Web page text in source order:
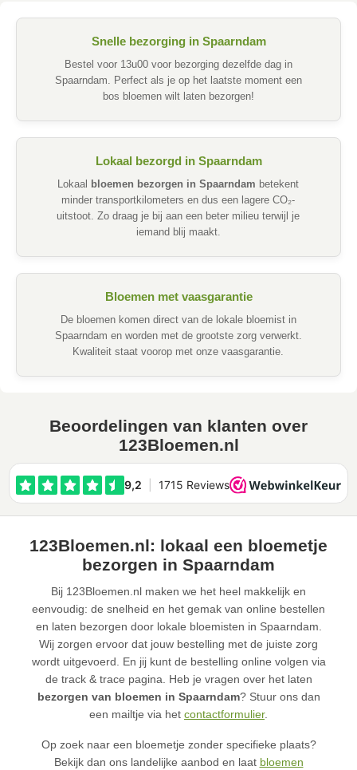
Snelle bezorging in Spaarndam
Bestel voor 13u00 voor bezorging dezelfde dag in
Spaarndam. Perfect als je op het laatste moment een
bos bloemen wilt laten bezorgen!
Lokaal bezorgd in Spaarndam
Lokaal bloemen bezorgen in Spaarndam betekent
minder transportkilometers en dus een lagere CO₂-
uitstoot. Zo draag je bij aan een beter milieu terwijl je
iemand blij maakt.
Bloemen met vaasgarantie
De bloemen komen direct van de lokale bloemist in
Spaarndam en worden met de grootste zorg verwerkt.
Kwaliteit staat voorop met onze vaasgarantie.
Beoordelingen van klanten over
123Bloemen.nl
123Bloemen.nl: lokaal een bloemetje
bezorgen in Spaarndam
Bij 123Bloemen.nl maken we het heel makkelijk en
eenvoudig: de snelheid en het gemak van online bestellen
en laten bezorgen door lokale bloemisten in Spaarndam.
Wij zorgen ervoor dat jouw bestelling met de juiste zorg
wordt uitgevoerd. En jij kunt de bestelling online volgen via
de track & trace pagina. Heb je vragen over het laten
bezorgen van bloemen in Spaarndam? Stuur ons dan
een mailtje via het contactformulier.
Op zoek naar een bloemetje zonder specifieke plaats?
Bekijk dan ons landelijke aanbod en laat bloemen